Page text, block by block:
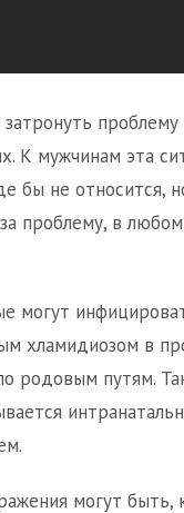
К мужчинам эта
бы не относится,
проблему, в любом
могут
хламидиозом в
родовым путям.
могут быть,